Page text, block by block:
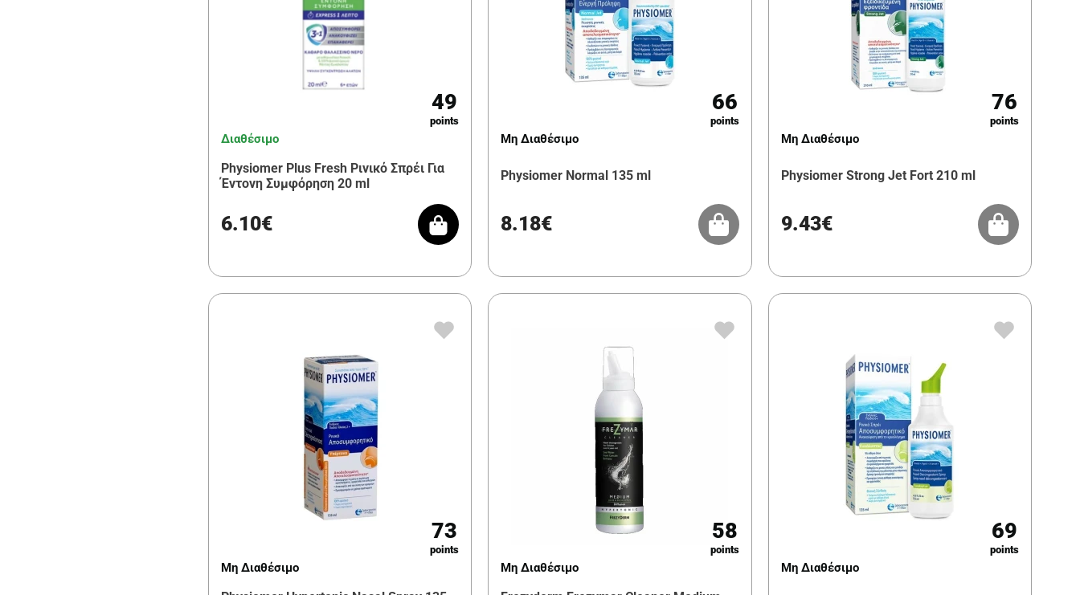
49
points
Διαθέσιμο
Physiomer Plus Fresh Ρινικό Σπρέι Για
Έντονη Συμφόρηση 20 ml
6.10€
66
points
Μη Διαθέσιμο
Physiomer Normal 135 ml
8.18€
76
points
Μη Διαθέσιμο
Physiomer Strong Jet Fort 210 ml
9.43€
73
points
Μη Διαθέσιμο
58
points
Μη Διαθέσιμο
69
points
Μη Διαθέσιμο